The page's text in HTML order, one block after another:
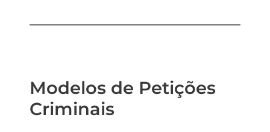
Modelos de Petições
Criminais